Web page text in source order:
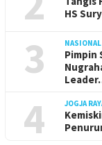
HS
3 NASIONAL
Pimpin
4 JOGJA